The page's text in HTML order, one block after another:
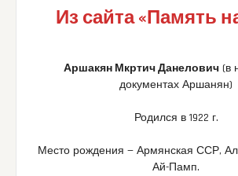
Из сайта «Память
Аршакян Мкртич Данелович (в
документах Аршанян)
Родился в 1922 г.
Место рождения — Армянская ССР,
Ай-Памп.